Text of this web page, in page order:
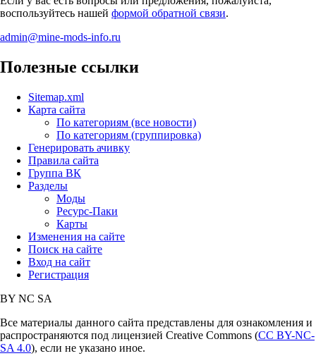
воспользуйтесь нашей формой обратной связи.
admin@mine-mods-info.ru
Полезные ссылки
Sitemap.xml
Карта сайта
По категориям (все новости)
По категориям (группировка)
Генерировать ачивку
Правила сайта
Группа ВК
Разделы
Моды
Ресурс-Паки
Карты
Изменения на сайте
Поиск на сайте
Вход на сайт
Регистрация
BY NC SA
Все материалы данного сайта представлены для ознакомления и
распространяются под лицензией Creative Commons (CC BY-NC-
SA 4.0), если не указано иное.